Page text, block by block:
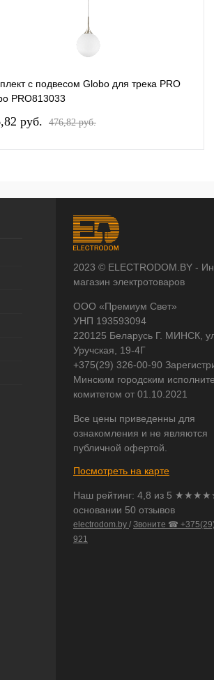
с подвесом Globo для трека PRO
PRO813033
pуб. 476,82 pуб.
2023 © ELECTRODOM.BY -
магазин электротоваров
ООО «Премиум Свет»
УНП 193593094
220125 Беларусь Г. МИНСК,
Уручская, 19-4Г
+375(29) 326-00-90
Минским городским
комитетом от 01.10.2021
Все цены приведенны для
ознакомления и не являются
публичной офертой.
Посмотреть на карте
Наш рейтинг: 4,8 из 5
основании 50 отзывов
electrodom.by / Звоните ☎
921